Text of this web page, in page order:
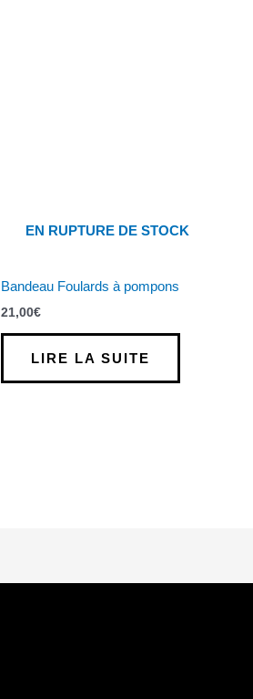
EN RUPTURE DE STOCK
Bandeau Foulards à pompons
21,00€
LIRE LA SUITE